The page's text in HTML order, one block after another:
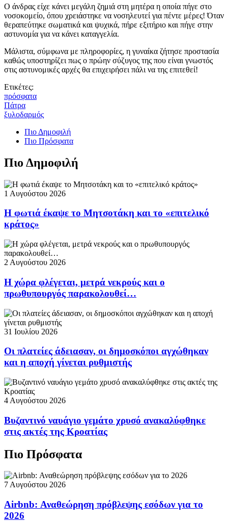
Ο άνδρας είχε κάνει μεγάλη ζημιά στη μητέρα η οποία πήγε στο
νοσοκομείο, όπου χρειάστηκε να νοσηλευτεί για πέντε μέρες! Όταν
θεραπεύτηκε σωματικά και ψυχικά, πήρε εξιτήριο και πήγε στην
αστυνομία για να κάνει καταγγελία.
Μάλιστα, σύμφωνα με πληροφορίες, η γυναίκα ζήτησε προστασία
καθώς υποστηρίζει πως ο πρώην σύζυγος της που είναι γνωστός
στις αστυνομικές αρχές θα επιχειρήσει πάλι να της επιτεθεί!
Ετικέτες:
πρόσφατα
Πάτρα
ξυλοδαρμός
Πιο Δημοφιλή
Πιο Πρόσφατα
Πιο Δημοφιλή
1 Αυγούστου 2026
Η φωτιά έκαψε το Μητσοτάκη και το «επιτελικό
κράτος»
2 Αυγούστου 2026
Η χώρα φλέγεται, μετρά νεκρούς και ο
πρωθυπουργός παρακολουθεί…
31 Ιουλίου 2026
Οι πλατείες άδειασαν, οι δημοσκόποι αγχώθηκαν
και η αποχή γίνεται ρυθμιστής
4 Αυγούστου 2026
Βυζαντινό ναυάγιο γεμάτο χρυσό ανακαλύφθηκε
στις ακτές της Κροατίας
Πιο Πρόσφατα
7 Αυγούστου 2026
Airbnb: Αναθεώρηση πρόβλεψης εσόδων για το
2026